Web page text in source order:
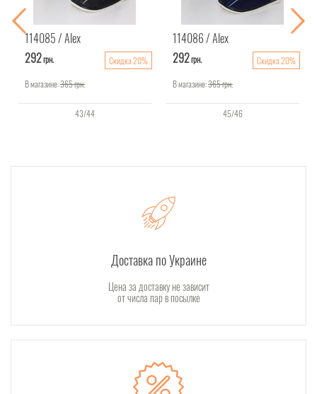
114085 Alex
292грн.
Скидка 20%
В магазине:365грн.
43/44
114086 Alex
292грн.
Скидка 20%
В магазине:365грн.
45/46
Доставка по Украине
Цена за доставку не зависит
от числа пар в посылке